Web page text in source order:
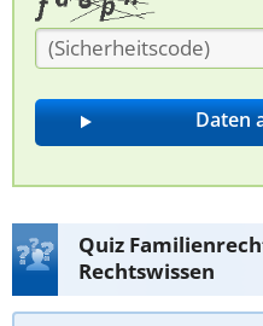
Quiz
Rechtswissen